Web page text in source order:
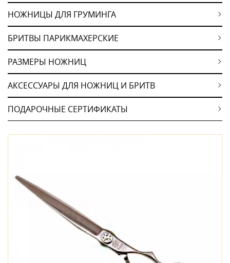
НОЖНИЦЫ ДЛЯ ГРУМИНГА
БРИТВЫ ПАРИКМАХЕРСКИЕ
РАЗМЕРЫ НОЖНИЦ
АКСЕССУАРЫ ДЛЯ НОЖНИЦ И БРИТВ
ПОДАРОЧНЫЕ СЕРТИФИКАТЫ